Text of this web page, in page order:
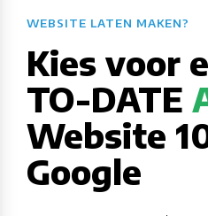
WEBSITE LATEN MAKEN?​​​​​​​​​​​​​​
Kies voor
TO-DATE
Website
Google